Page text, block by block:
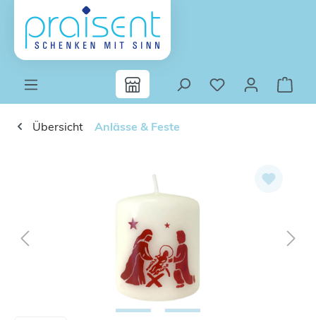
Zum Hauptinhalt springen
Übersicht Anlässe & Feste